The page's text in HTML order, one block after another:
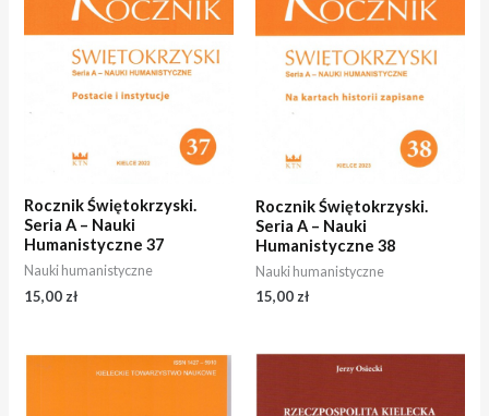
Rocznik Świętokrzyski.
Seria A – Nauki
Humanistyczne 37
Nauki humanistyczne
15,00 zł
Rocznik Świętokrzyski.
Seria A – Nauki
Humanistyczne 38
Nauki humanistyczne
15,00 zł